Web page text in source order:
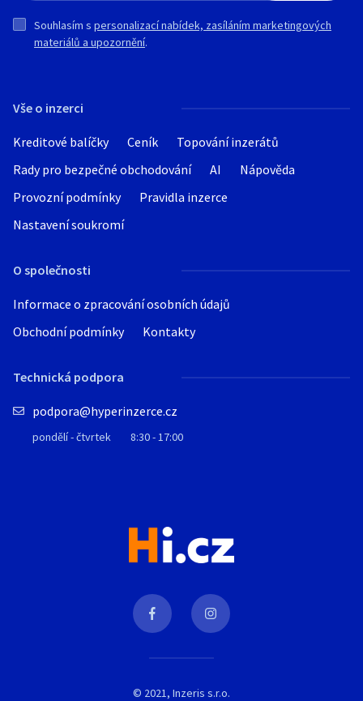
Vše o inzerci
Kreditové balíčky Ceník
Topování inzerátů
Rady pro bezpečné obchodování
AI
Nápověda
Provozní podmínky
Pravidla inzerce
Nastavení soukromí
O společnosti
Informace o zpracování osobních údajů
Obchodní podmínky
Kontakty
Technická podpora
podpora@hyperinzerce.cz
pondělí - čtvrtek 8:30 - 17:00
Souhlasím s personalizací nabídek, zasíláním marketingových
materiálů a upozornění.
© 2021, Inzeris s.r.o.